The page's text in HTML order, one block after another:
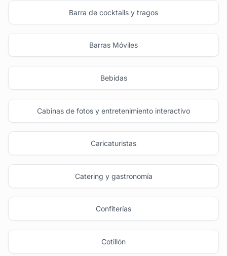
Barra de cocktails y tragos
Barras Móviles
Bebidas
Cabinas de fotos y entretenimiento interactivo
Caricaturistas
Catering y gastronomía
Confiterías
Cotillón